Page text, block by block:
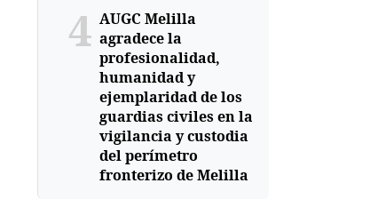
4 AUGC Melilla
agradece la
profesionalidad,
humanidad y
ejemplaridad de los
guardias civiles en la
vigilancia y custodia
del perímetro
fronterizo de Melilla